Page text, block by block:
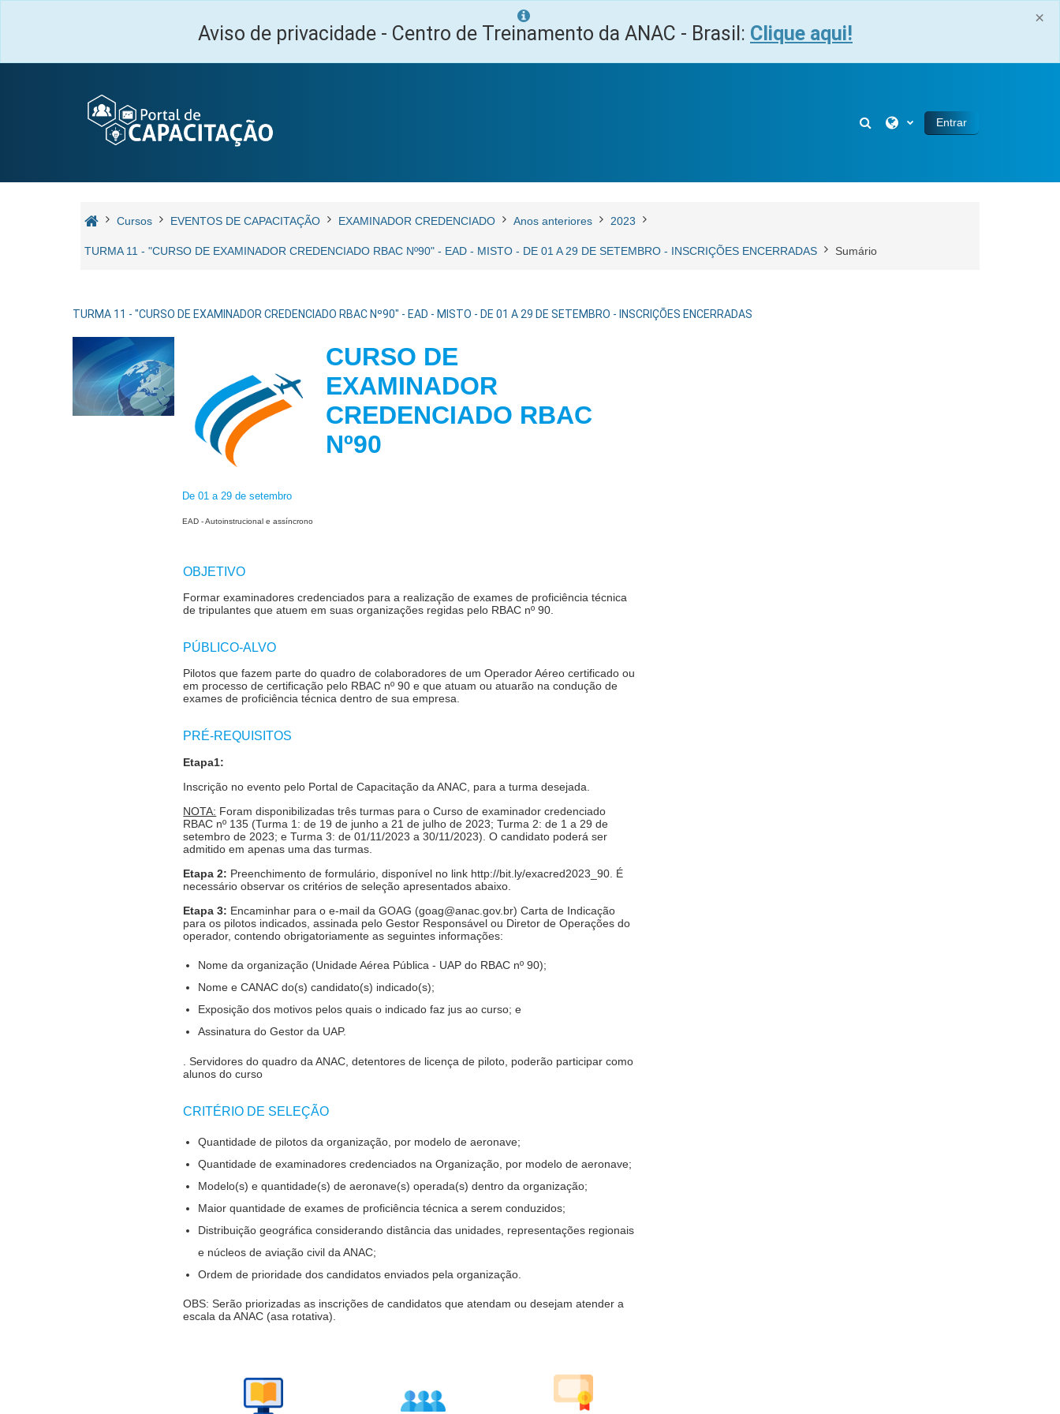
×
Aviso de privacidade - Centro de Treinamento da ANAC - Brasil: Clique aqui!
Alternar entrada de pesquisa
Entrar
Cursos EVENTOS DE CAPACITAÇÃO EXAMINADOR CREDENCIADO Anos anteriores 2023
TURMA 11 - "CURSO DE EXAMINADOR CREDENCIADO RBAC Nº90" - EAD - MISTO - DE 01 A 29 DE SETEMBRO - INSCRIÇÕES ENCERRADAS Sumário
TURMA 11 - "CURSO DE EXAMINADOR CREDENCIADO RBAC Nº90" - EAD - MISTO - DE 01 A 29 DE SETEMBRO - INSCRIÇÕES ENCERRADAS
CURSO DE
EXAMINADOR
CREDENCIADO RBAC
Nº90
De 01 a 29 de setembro
EAD - Autoinstrucional e assíncrono
OBJETIVO
Formar examinadores credenciados para a realização de exames de proficiência técnica
de tripulantes que atuem em suas organizações regidas pelo RBAC nº 90.
PÚBLICO-ALVO
Pilotos que fazem parte do quadro de colaboradores de um Operador Aéreo certificado ou
em processo de certificação pelo RBAC nº 90 e que atuam ou atuarão na condução de
exames de proficiência técnica dentro de sua empresa.
PRÉ-REQUISITOS
Etapa1:
Inscrição no evento pelo Portal de Capacitação da ANAC, para a turma desejada.
NOTA: Foram disponibilizadas três turmas para o Curso de examinador credenciado
RBAC nº 135 (Turma 1: de 19 de junho a 21 de julho de 2023; Turma 2: de 1 a 29 de
setembro de 2023; e Turma 3: de 01/11/2023 a 30/11/2023). O candidato poderá ser
admitido em apenas uma das turmas.
Etapa 2: Preenchimento de formulário, disponível no link http://bit.ly/exacred2023_90. É
necessário observar os critérios de seleção apresentados abaixo.
Etapa 3: Encaminhar para o e-mail da GOAG (goag@anac.gov.br) Carta de Indicação
para os pilotos indicados, assinada pelo Gestor Responsável ou Diretor de Operações do
operador, contendo obrigatoriamente as seguintes informações:
Nome da organização (Unidade Aérea Pública - UAP do RBAC nº 90);
Nome e CANAC do(s) candidato(s) indicado(s);
Exposição dos motivos pelos quais o indicado faz jus ao curso; e
Assinatura do Gestor da UAP.
. Servidores do quadro da ANAC, detentores de licença de piloto, poderão participar como
alunos do curso
CRITÉRIO DE SELEÇÃO
Quantidade de pilotos da organização, por modelo de aeronave;
Quantidade de examinadores credenciados na Organização, por modelo de aeronave;
Modelo(s) e quantidade(s) de aeronave(s) operada(s) dentro da organização;
Maior quantidade de exames de proficiência técnica a serem conduzidos;
Distribuição geográfica considerando distância das unidades, representações regionais
e núcleos de aviação civil da ANAC;
Ordem de prioridade dos candidatos enviados pela organização.
OBS: Serão priorizadas as inscrições de candidatos que atendam ou desejam atender a
escala da ANAC (asa rotativa).